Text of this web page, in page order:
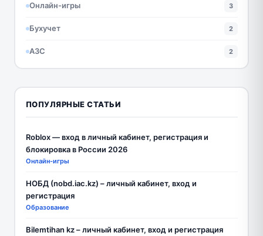
Онлайн-игры 3
Бухучет 2
АЗС 2
ПОПУЛЯРНЫЕ СТАТЬИ
Roblox — вход в личный кабинет, регистрация и
блокировка в России 2026
Онлайн-игры
НОБД (nobd.iac.kz) – личный кабинет, вход и
регистрация
Образование
Bilemtihan kz – личный кабинет, вход и регистрация